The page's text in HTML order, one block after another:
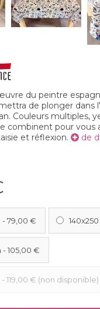
du peintre
de plonger dans
Couleurs multiples,
combinent pour vous
et réflexion.
de
-79,00 €
-105,00 €
- 119,00 € (non disponible)